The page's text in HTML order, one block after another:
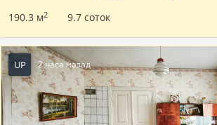
190.3 м2 9.7 соток
UP 2 часа назад